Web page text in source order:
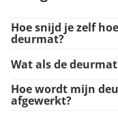
Hoe snijd je zelf
deurmat?
Wat als de
Hoe wordt mijn
afgewerkt?